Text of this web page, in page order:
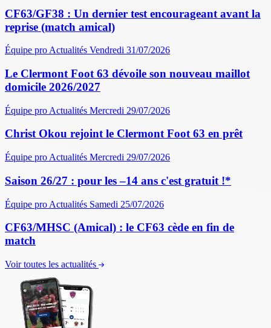
CF63/GF38 : Un dernier test encourageant avant la
reprise (match amical)
Équipe pro Actualités Vendredi 31/07/2026
Le Clermont Foot 63 dévoile son nouveau maillot
domicile 2026/2027
Équipe pro Actualités Mercredi 29/07/2026
Christ Okou rejoint le Clermont Foot 63 en prêt
Équipe pro Actualités Mercredi 29/07/2026
Saison 26/27 : pour les –14 ans c'est gratuit !*
Équipe pro Actualités Samedi 25/07/2026
CF63/MHSC (Amical) : le CF63 cède en fin de
match
Voir toutes les actualités